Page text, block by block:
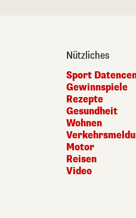
Nützliches
Sport
Gewinnspiele
Rezepte
Gesundheit
Wohnen
Motor
Reisen
Video